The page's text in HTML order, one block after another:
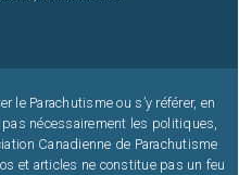
le Parachutisme ou s’y référer, en
nécessairement les politiques,
Canadienne de Parachutisme
et articles ne constitue pas un feu